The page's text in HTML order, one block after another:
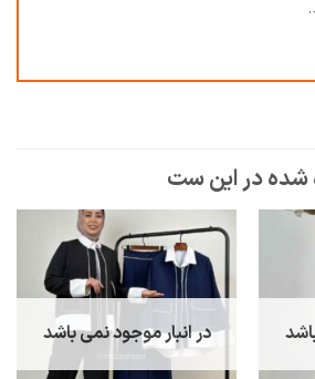
در انبار موجود نمی باشد